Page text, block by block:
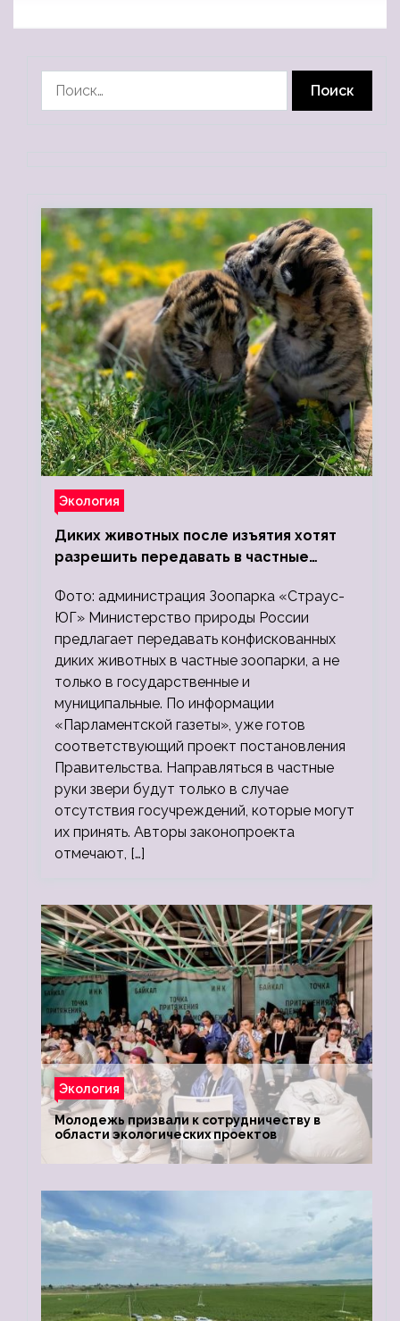
Экология
Диких животных после изъятия хотят
разрешить передавать в частные
Фото: администрация Зоопарка «Страус-
ЮГ» Министерство природы России
предлагает передавать конфискованных
диких животных в частные зоопарки, а не
только в государственные и
муниципальные. По информации
«Парламентской газеты», уже готов
соответствующий проект постановления
Правительства. Направляться в частные
руки звери будут только в случае
отсутствия госучреждений, которые могут
их принять. Авторы законопроекта
отмечают, […]
Экология
Молодежь призвали к сотрудничеству в
области экологических проектов